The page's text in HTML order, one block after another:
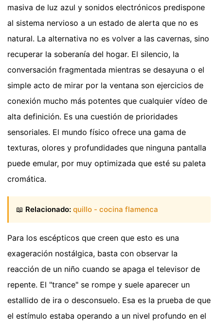
masiva de luz azul y sonidos electrónicos predispone
al sistema nervioso a un estado de alerta que no es
natural. La alternativa no es volver a las cavernas, sino
recuperar la soberanía del hogar. El silencio, la
conversación fragmentada mientras se desayuna o el
simple acto de mirar por la ventana son ejercicios de
conexión mucho más potentes que cualquier vídeo de
alta definición. Es una cuestión de prioridades
sensoriales. El mundo físico ofrece una gama de
texturas, olores y profundidades que ninguna pantalla
puede emular, por muy optimizada que esté su paleta
cromática.
📖 Relacionado: quillo - cocina flamenca
Para los escépticos que creen que esto es una
exageración nostálgica, basta con observar la
reacción de un niño cuando se apaga el televisor de
repente. El "trance" se rompe y suele aparecer un
estallido de ira o desconsuelo. Esa es la prueba de que
el estímulo estaba operando a un nivel profundo en el